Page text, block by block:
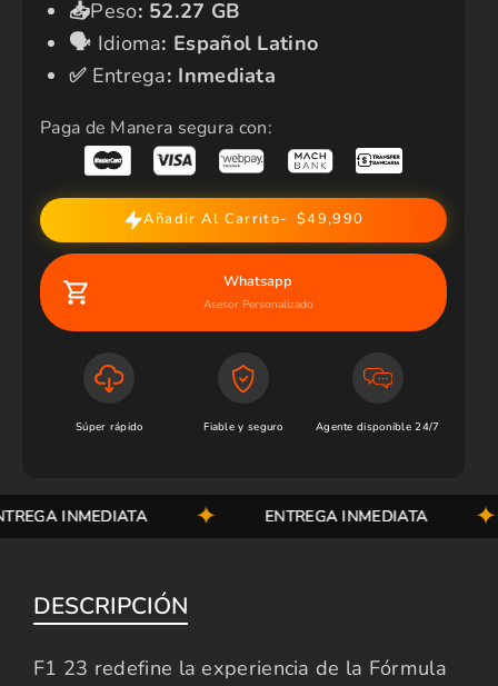
📥Peso: 52.27 GB
🗣️​ Idioma: Español Latino
✅​ Entrega: Inmediata
Paga de Manera segura con:
Añadir Al Carrito $49,990
Whatsapp
Asesor Personalizado
Súper rápido Fiable y seguro Agente disponible 24/7
INMEDIATA ENTREGA INMEDIATA
DESCRIPCIÓN
F1 23 redefine la experiencia de la Fórmula